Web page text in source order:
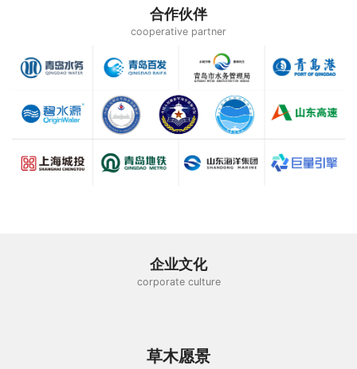
合作伙伴
cooperative partner
企业文化
corporate culture
草木愿景